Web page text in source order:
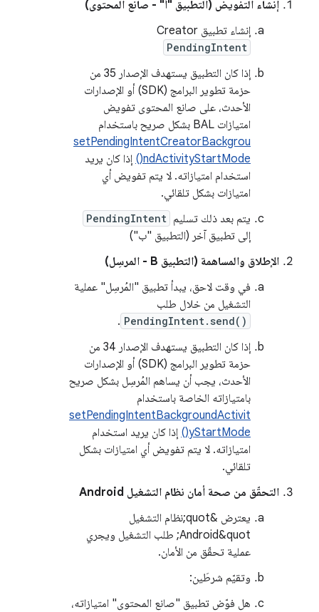
إنشاء التفويض (التطبيق "أ" - صانع المحتوى)
إنشاء تطبيق Creator
PendingIntent
إذا كان التطبيق يستهدف الإصدار 35 من
حزمة تطوير البرامج (SDK) أو الإصدارات
الأحدث، على صانع المحتوى تفويض
امتيازات BAL بشكل صريح باستخدام
setPendingIntentCreatorBackgrou
ndActivityStartMode()
إذا كان يريد
استخدام امتيازاته. لا يتم تفويض أي
امتيازات بشكل تلقائي.
يتم بعد ذلك تسليم PendingIntent
إلى تطبيق آخر (التطبيق "ب")
الإطلاق والمساهمة (التطبيق B - المرسِل)
في وقت لاحق، يبدأ تطبيق "المُرسِل" عملية
التشغيل من خلال طلب
PendingIntent.send()
.
إذا كان التطبيق يستهدف الإصدار 34 من
حزمة تطوير البرامج (SDK) أو الإصدارات
الأحدث، يجب أن يساهم المُرسِل بشكل صريح
بامتيازاته الخاصة باستخدام
setPendingIntentBackgroundActivit
yStartMode()
إذا كان يريد استخدام
امتيازاته. لا يتم تفويض أي امتيازات بشكل
تلقائي.
التحقّق من صحة أمان نظام التشغيل Android
يعترض &quot;نظام التشغيل
Android&quot; طلب التشغيل ويجري
عملية تحقّق من الأمان.
وتقيّم شرطَين:
هل فوّض تطبيق "صانع المحتوى" امتيازاته،